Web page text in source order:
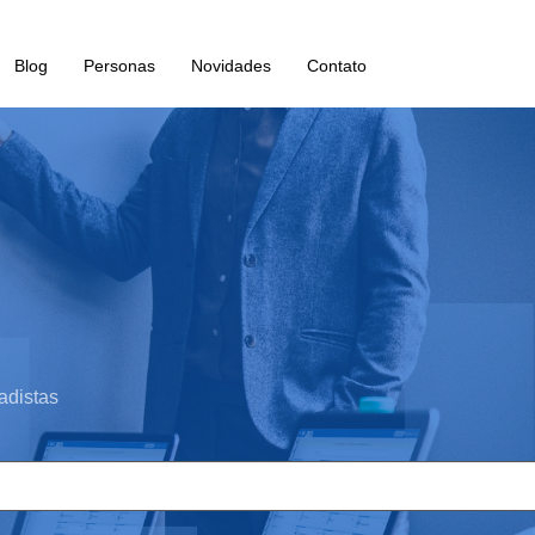
Blog Personas Novidades Contato